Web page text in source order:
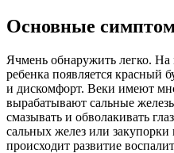
Основные
Ячмень обнаружить легко.
ребенка появляется красный
и дискомфорт. Веки имеют
вырабатывают сальные
смазывать и обволакивать
сальных желез или закупорки
происходит развитие